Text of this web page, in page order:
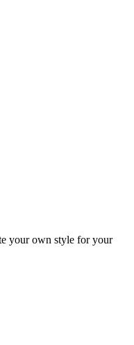
your own style for your